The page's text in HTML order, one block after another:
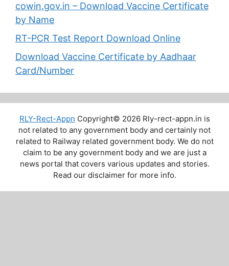
cowin.gov.in – Download Vaccine Certificate
by Name
RT-PCR Test Report Download Online
Download Vaccine Certificate by Aadhaar
Card/Number
RLY-Rect-Appn Copyright© 2026 Rly-rect-appn.in is
not related to any government body and certainly not
related to Railway related government body. We do not
claim to be any government body and we are just a
news portal that covers various updates and stories.
Read our disclaimer for more info.